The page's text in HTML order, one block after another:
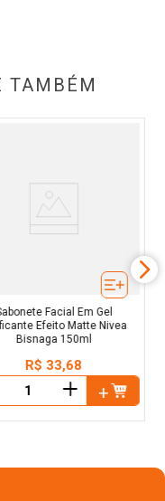
TAMBÉM
Facial Em Gel
Efeito Matte Nivea
Bisnaga 150ml
R$ 33,68
＋